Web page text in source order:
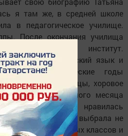
я там же, в средней школе
в педагогическое училище.
После окончания училища
институт.
всегда был русский язык и
и студенческие годы
кружков (танцы, хоровое
вместо одного месяца
так как очень нравилась
воспитателя выбрала не
учителя начальных классов и